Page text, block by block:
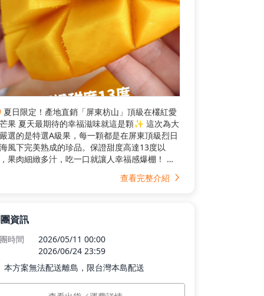
夏日限定！產地直銷「屏東枋山」頂級在欉紅愛
果 夏天最期待的幸福滋味就這是顆✨ 這次為大
選的是特選A級果，每一顆都是在屏東頂級烈日
風下完美熟成的珍品。保證甜度高達13度以
果肉細緻多汁，吃一口就讓人幸福感爆棚！ 產
在欉紅自然熟成 🔥 紅潤外皮高甜度，香氣濃
定，錯過就要等明年 芒果控請把握這一波 🥭
箱室".
查看完整介紹
資訊
時間
2026/05/11 00:00
2026/06/24 23:59
本方案無法配送離島，限台灣本島配送
運費
$0